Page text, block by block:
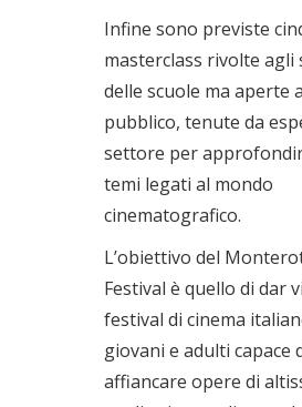
Infine sono previste
masterclass rivolte agli
delle scuole ma aperte
pubblico, tenute da
settore per
temi legati al mondo
cinematografico.
L’obiettivo del
Festival è quello di dar
festival di cinema
giovani e adulti capace
affiancare opere di